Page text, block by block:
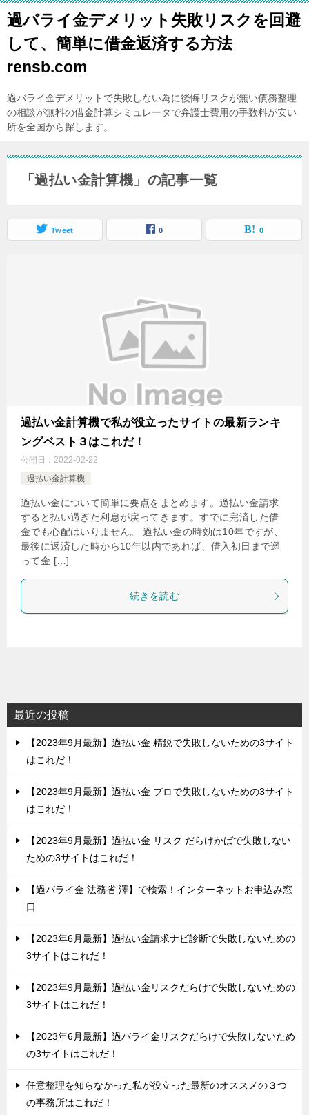
過バライ金デメリット失敗リスクを回避
して、簡単に借金返済する方法
rensb.com
過バライ金デメリットで失敗しない為に後悔リスクが無い債務整理
の相談が無料の借金計算シミュレータで弁護士費用の手数料が安い
所を全国から探します。
「過払い金計算機」の記事一覧
Tweet 0 0
過払い金計算機で私が役立ったサイトの最新ランキ
ングベスト３はこれだ！
公開日： 2022-02-22
過払い金計算機
過払い金について簡単に要点をまとめます。過払い金請求
すると払い過ぎた利息が戻ってきます。すでに完済した借
金でも心配はいりません。 過払い金の時効は10年ですが、
最後に返済した時から10年以内であれば、借入初日まで遡
って金 […]
続きを読む
最近の投稿
【2023年9月最新】過払い金 精鋭で失敗しないための3サイト
はこれだ！
【2023年9月最新】過払い金 プロで失敗しないための3サイト
はこれだ！
【2023年9月最新】過払い金 リスク だらけかばで失敗しない
ための3サイトはこれだ！
【過バライ金 法務省 澤】で検索！インターネットお申込み窓
口
【2023年6月最新】過払い金請求ナビ診断で失敗しないための
3サイトはこれだ！
【2023年9月最新】過払い金リスクだらけで失敗しないための
3サイトはこれだ！
【2023年6月最新】過バライ金リスクだらけで失敗しないため
の3サイトはこれだ！
任意整理を知らなかった私が役立った最新のオススメの３つ
の事務所はこれだ！